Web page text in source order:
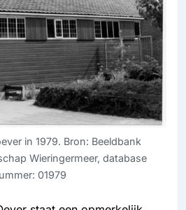
in 1979. Bron: Beeldbank
Wieringermeer, database
01979